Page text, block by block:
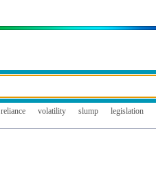
reliance volatility slump legislation